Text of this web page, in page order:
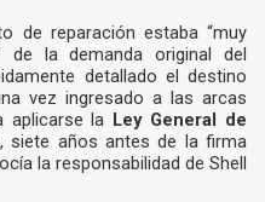
de reparación estaba “muy
de la demanda original del
detallado el destino
vez ingresado a las arcas
aplicarse la Ley General de
siete años antes de la firma
la responsabilidad de Shell